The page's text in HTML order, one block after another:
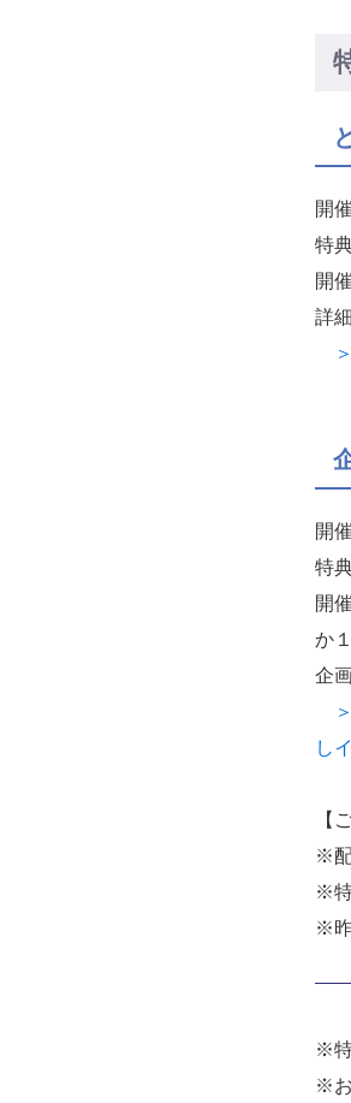
開
特
開
詳
＞
開
特
開
か
企
＞
し
【
※配
※特
※
※特
※お